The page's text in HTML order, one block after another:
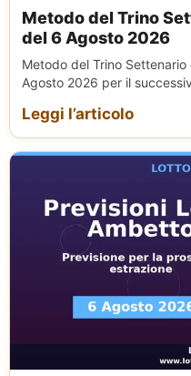
Metodo del Trino
del 6 Agosto 2026
Metodo del Trino
Agosto 2026 per il
Leggi l’articolo